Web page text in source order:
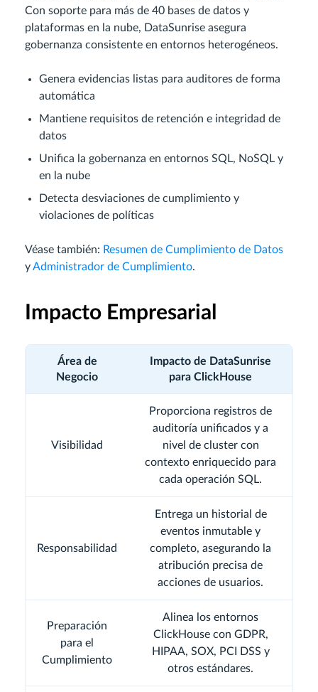
Con soporte para más de 40 bases de datos y
plataformas en la nube, DataSunrise asegura
gobernanza consistente en entornos heterogéneos.
Genera evidencias listas para auditores de forma
automática
Mantiene requisitos de retención e integridad de
datos
Unifica la gobernanza en entornos SQL, NoSQL y
en la nube
Detecta desviaciones de cumplimiento y
violaciones de políticas
Véase también: Resumen de Cumplimiento de Datos
yAdministrador de Cumplimiento.
Impacto Empresarial
Área de
Negocio
Impacto de DataSunrise
para ClickHouse
Visibilidad
Proporciona registros de
auditoría unificados y a
nivel de cluster con
contexto enriquecido para
cada operación SQL.
Responsabilidad
Entrega un historial de
eventos inmutable y
completo, asegurando la
atribución precisa de
acciones de usuarios.
Preparación
para el
Cumplimiento
Alinea los entornos
ClickHouse con GDPR,
HIPAA, SOX, PCI DSS y
otros estándares.